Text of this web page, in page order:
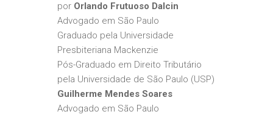
por Orlando Frutuoso Dalcin
Advogado em São Paulo
Graduado pela Universidade
Presbiteriana Mackenzie
Pós-Graduado em Direito Tributário
pela Universidade de São Paulo (USP)
Guilherme Mendes Soares
Advogado em São Paulo